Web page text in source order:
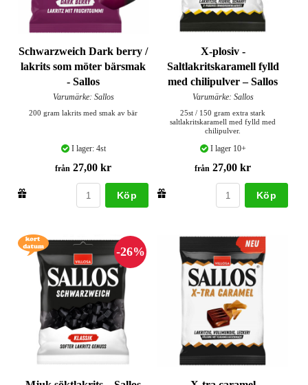
Schwarzweich Dark berry /
lakrits som möter bärsmak
- Sallos
Varumärke: Sallos
200 gram lakrits med smak av bär
I lager: 4st
från 27,00 kr
Köp
X-plosiv -
Saltlakritskaramell fylld
med chilipulver – Sallos
Varumärke: Sallos
25st / 150 gram extra stark
saltlakritskaramell med fylld med
chilipulver.
I lager 10+
från 27,00 kr
Köp